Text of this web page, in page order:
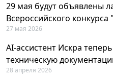
29 мая будут объявлены
Всероссийского
27 мая 2026
AI-ассистент Искра
техническую
28 апреля 2026